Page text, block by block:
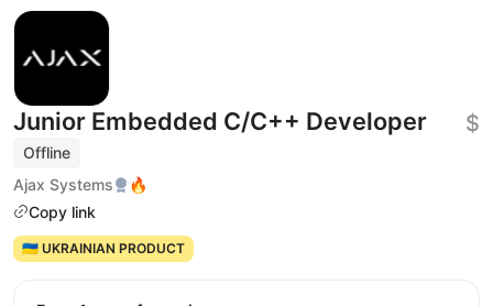
Junior Embedded C/C++ Developer
Offline
Ajax Systems
🔥
Copy link
$
🇺🇦 UKRAINIAN PRODUCT